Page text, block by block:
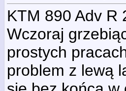
KTM 890 Adv R
Wczoraj
prostych
problem z lewą